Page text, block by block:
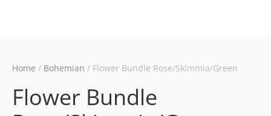
Home / Bohemian / Flower Bundle Rose/Skimmia/Green
Flower Bundle